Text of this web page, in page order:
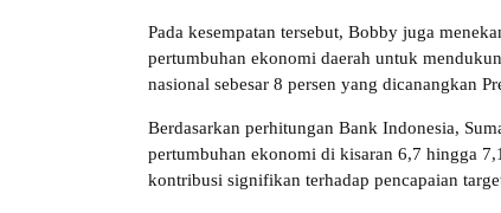
Pada kesempatan tersebut, Bobby juga
pertumbuhan ekonomi daerah untuk
nasional sebesar 8 persen yang dicanangkan
Berdasarkan perhitungan Bank Indonesia,
pertumbuhan ekonomi di kisaran 6,7 hingga
kontribusi signifikan terhadap pencapaian